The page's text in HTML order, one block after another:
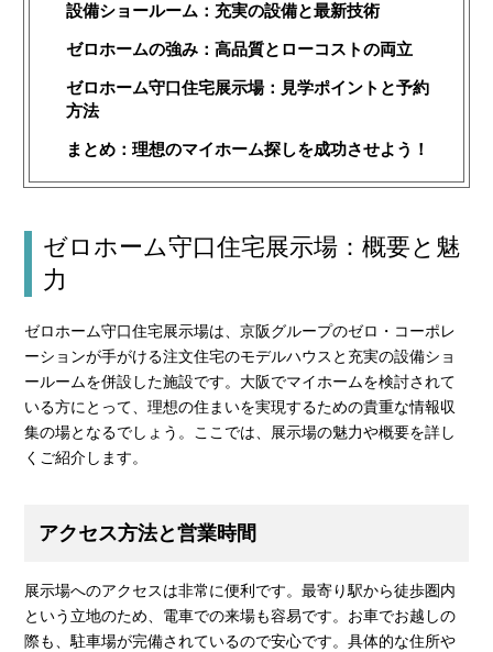
設備ショールーム：充実の設備と最新技術
ゼロホームの強み：高品質とローコストの両立
ゼロホーム守口住宅展示場：見学ポイントと予約
方法
まとめ：理想のマイホーム探しを成功させよう！
ゼロホーム守口住宅展示場：概要と魅
力
ゼロホーム守口住宅展示場は、京阪グループのゼロ・コーポレ
ーションが手がける注文住宅のモデルハウスと充実の設備ショ
ールームを併設した施設です。大阪でマイホームを検討されて
いる方にとって、理想の住まいを実現するための貴重な情報収
集の場となるでしょう。ここでは、展示場の魅力や概要を詳し
くご紹介します。
アクセス方法と営業時間
展示場へのアクセスは非常に便利です。最寄り駅から徒歩圏内
という立地のため、電車での来場も容易です。お車でお越しの
際も、駐車場が完備されているので安心です。具体的な住所や